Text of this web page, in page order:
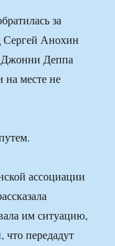
за
Сергей Анохин
Джонни Деппа
на месте не
ассоциации
им ситуацию,
что передадут